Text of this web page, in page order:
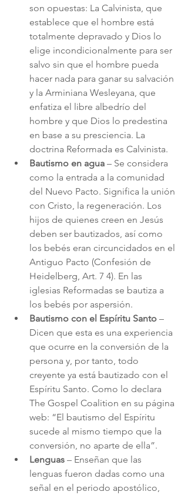
son opuestas: La Calvinista, que
establece que el hombre está
totalmente depravado y Dios lo
elige incondicionalmente para ser
salvo sin que el hombre pueda
hacer nada para ganar su salvación
y la Arminiana Wesleyana, que
enfatiza el libre albedrío del
hombre y que Dios lo predestina
en base a su presciencia. La
doctrina Reformada es Calvinista.
Bautismo en agua – Se considera
como la entrada a la comunidad
del Nuevo Pacto. Significa la unión
con Cristo, la regeneración. Los
hijos de quienes creen en Jesús
deben ser bautizados, así como
los bebés eran circuncidados en el
Antiguo Pacto (Confesión de
Heidelberg, Art. 7 4). En las
iglesias Reformadas se bautiza a
los bebés por aspersión.
Bautismo con el Espíritu Santo –
Dicen que esta es una experiencia
que ocurre en la conversión de la
persona y, por tanto, todo
creyente ya está bautizado con el
Espíritu Santo. Como lo declara
The Gospel Coalition en su página
web: “El bautismo del Espíritu
sucede al mismo tiempo que la
conversión, no aparte de ella”.
Lenguas – Enseñan que las
lenguas fueron dadas como una
señal en el periodo apostólico,